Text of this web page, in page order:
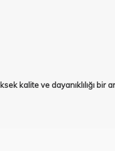
kalite ve dayanıklılığı bir